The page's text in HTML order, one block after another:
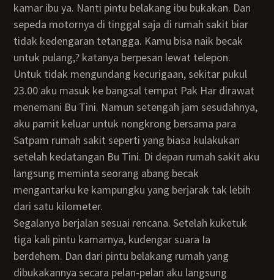
kamar ibu ya. Nanti pintu belakang ibu bukakan. Dan
sepeda motornya di tinggal saja di rumah sakit biar
tidak kedengaran tetangga. Kamu bisa naik becak
untuk pulang,? katanya berpesan lewat telepon.
Untuk tidak mengundang kecurigaan, sekitar pukul
23.00 aku masuk ke bangsal tempat Pak Har dirawat
menemani Bu Tini. Namun setengah jam sesudahnya,
aku pamit keluar untuk nongkrong bersama para
Satpam rumah sakit seperti yang biasa kulakukan
setelah kedatangan Bu Tini. Di depan rumah sakit aku
langsung meminta seorang abang becak
mengantarku ke kampungku yang berjarak tak lebih
dari satu kilometer.
Segalanya berjalan sesuai rencana. Setelah kuketuk
tiga kali pintu kamarnya, kudengar suara Ia
berdehem. Dan dari pintu belakang rumah yang
dibukakannya secara pelan-pelan aku langsung